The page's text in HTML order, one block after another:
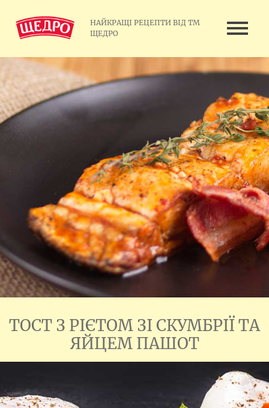
НАЙКРАЩІ РЕЦЕПТИ ВІД ТМ
ЩЕДРО
ГОТУЄМО МОРЕ- ПРОДУКТИ:
ТОСТ З РІЄТОМ ЗІ СКУМБРІЇ ТА
ЯЙЦЕМ ПАШОТ